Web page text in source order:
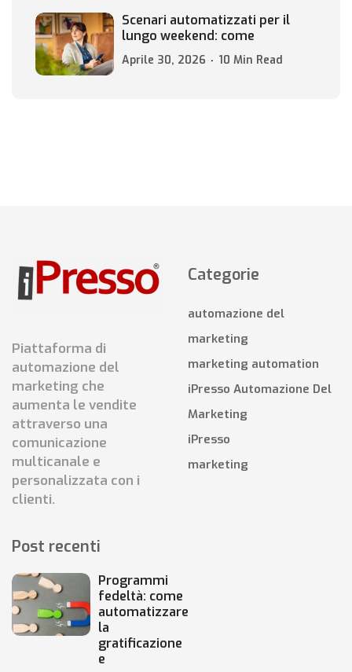
Scenari automatizzati per il
lungo weekend: come
Aprile 30, 2026 10 Min Read
Piattaforma di
automazione del
marketing che
aumenta le vendite
attraverso una
comunicazione
multicanale e
personalizzata con i
clienti.
Categorie
automazione del
marketing
marketing automation
iPresso Automazione Del
Marketing
iPresso
marketing
Post recenti
Programmi
fedeltà: come
automatizzare
la
gratificazione
e